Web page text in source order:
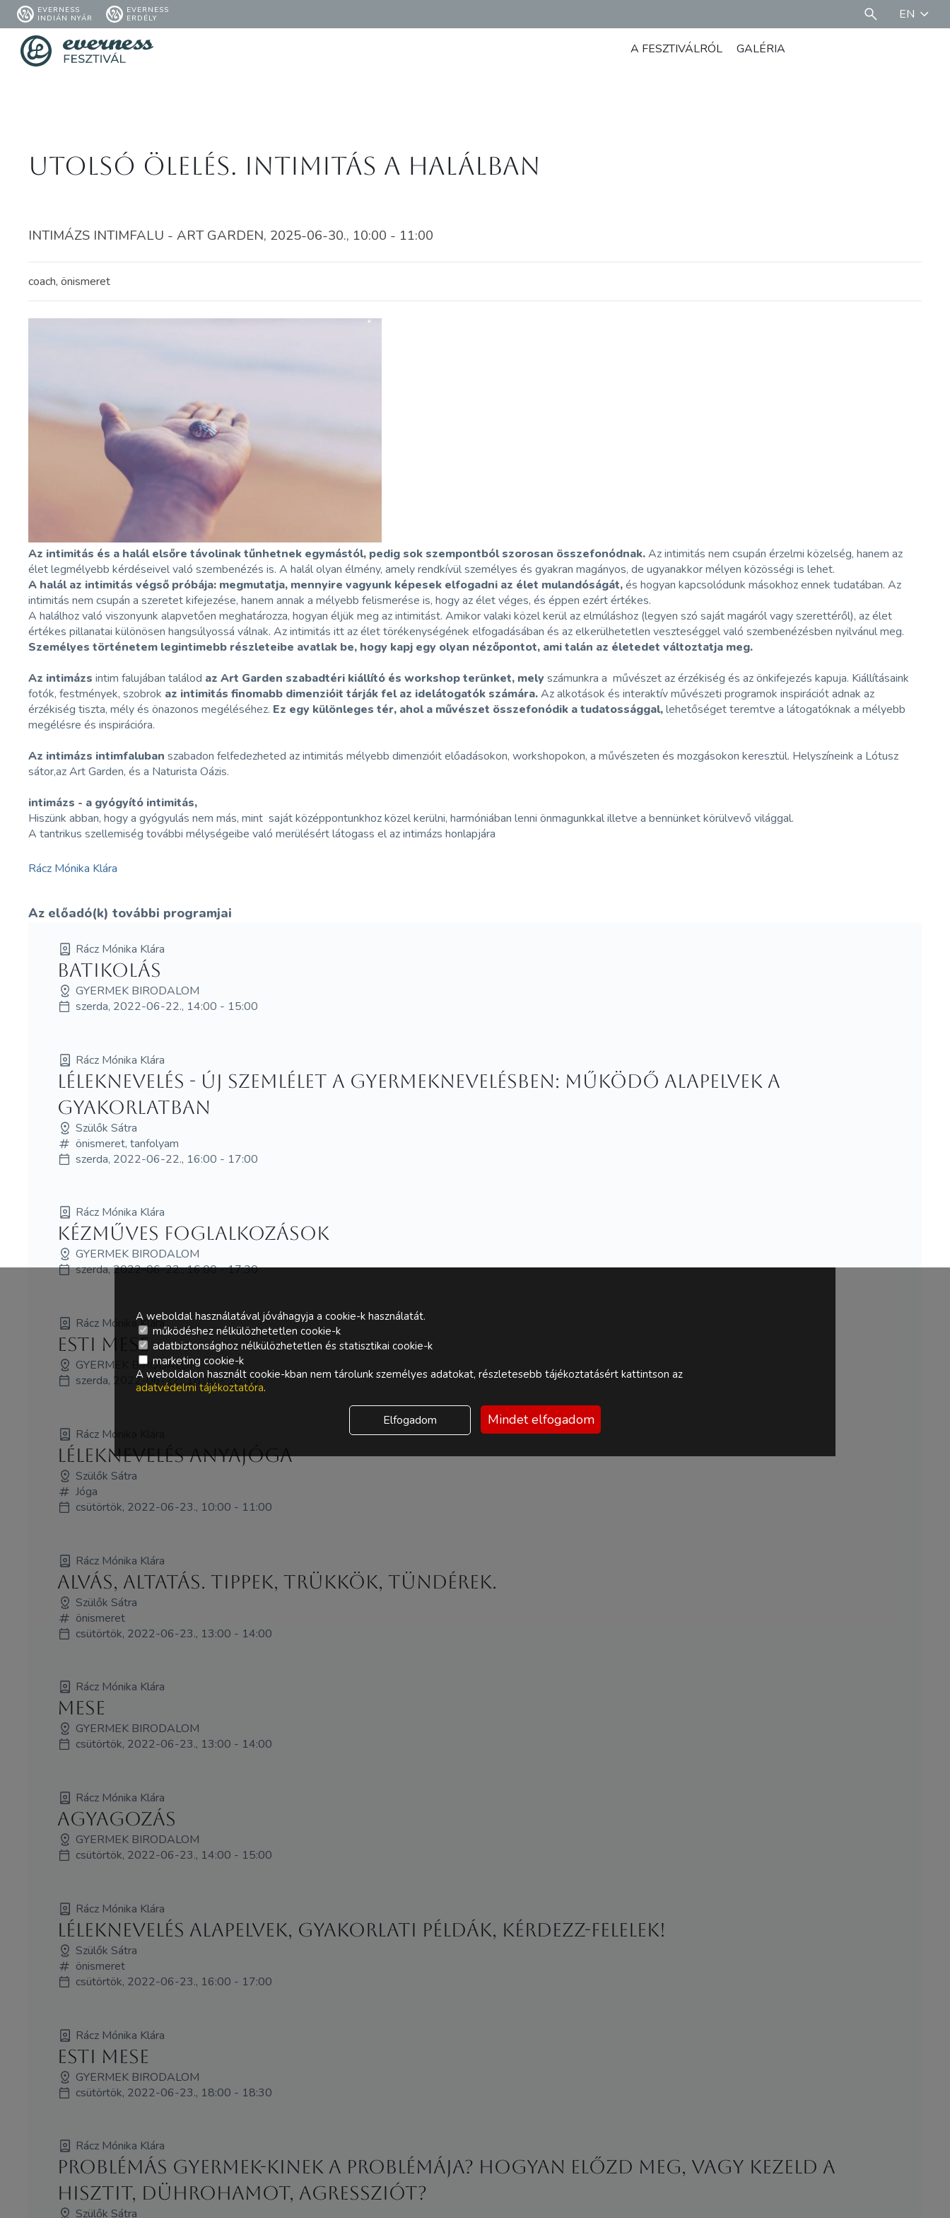
EVERNESS
INDIÁN NYÁR
EVERNESS
ERDÉLY
EN
A FESZTIVÁLRÓL GALÉRIA
Utolsó Ölelés. Intimitás a Halálban
INTIMÁZS INTIMFALU - ART GARDEN, 2025-06-30., 10:00 - 11:00
coach, önismeret
Az intimitás és a halál elsőre távolinak tűnhetnek egymástól, pedig sok szempontból szorosan összefonódnak.Az intimitás nem csupán érzelmi közelség, hanem az
élet legmélyebb kérdéseivel való szembenézés is. A halál olyan élmény, amely rendkívül személyes és gyakran magányos, de ugyanakkor mélyen közösségi is lehet.
A halál az intimitás végső próbája: megmutatja, mennyire vagyunk képesek elfogadni az élet mulandóságát,és hogyan kapcsolódunk másokhoz ennek tudatában. Az
intimitás nem csupán a szeretet kifejezése, hanem annak a mélyebb felismerése is, hogy az élet véges, és éppen ezért értékes.
A halálhoz való viszonyunk alapvetően meghatározza, hogyan éljük meg az intimitást. Amikor valaki közel kerül az elmúláshoz (legyen szó saját magáról vagy szerettéről), az élet
értékes pillanatai különösen hangsúlyossá válnak. Az intimitás itt az élet törékenységének elfogadásában és az elkerülhetetlen veszteséggel való szembenézésben nyilvánul meg.
Személyes történetem legintimebb részleteibe avatlak be, hogy kapj egy olyan nézőpontot, ami talán az életedet változtatja meg.
Az intimázsintim falujában találod az Art Garden szabadtéri kiállító és workshop terünket, melyszámunkra a művészet az érzékiség és az önkifejezés kapuja. Kiállításaink
fotók, festmények, szobrok az intimitás finomabb dimenzióit tárják fel az idelátogatók számára.Az alkotások és interaktív művészeti programok inspirációt adnak az
érzékiség tiszta, mély és önazonos megéléséhez. Ez egy különleges tér, ahol a művészet összefonódik a tudatossággal,lehetőséget teremtve a látogatóknak a mélyebb
megélésre és inspirációra.
Az intimázs intimfaluban szabadon felfedezheted az intimitás mélyebb dimenzióit előadásokon, workshopokon, a művészeten és mozgásokon keresztül. Helyszíneink a Lótusz
sátor,az Art Garden, és a Naturista Oázis.
intimázs - a gyógyító intimitás,
Hiszünk abban, hogy a gyógyulás nem más, mint saját középpontunkhoz közel kerülni, harmóniában lenni önmagunkkal illetve a bennünket körülvevő világgal.
A tantrikus szellemiség további mélységeibe való merülésért látogass el az intimázs honlapjára
Rácz Mónika Klára
Az előadó(k) további programjai
Rácz Mónika Klára
Batikolás
GYERMEK BIRODALOM
szerda, 2022-06-22., 14:00 - 15:00
Rácz Mónika Klára
Léleknevelés - új szemlélet a gyermeknevelésben: működő alapelvek a
gyakorlatban
Szülők Sátra
önismeret, tanfolyam
szerda, 2022-06-22., 16:00 - 17:00
Rácz Mónika Klára
Kézműves foglalkozások
GYERMEK BIRODALOM
szerda, 2022-06-22., 16:00 - 17:30
Rácz Mónika Klára
Esti mese
GYERMEK BIRODALOM
szerda, 2022-06-22., 18:00 - 18:30
Rácz Mónika Klára
Léleknevelés anyajóga
Szülők Sátra
Jóga
csütörtök, 2022-06-23., 10:00 - 11:00
Rácz Mónika Klára
Alvás, altatás. Tippek, trükkök, tündérek.
Szülők Sátra
önismeret
csütörtök, 2022-06-23., 13:00 - 14:00
Rácz Mónika Klára
MESE
GYERMEK BIRODALOM
csütörtök, 2022-06-23., 13:00 - 14:00
Rácz Mónika Klára
Agyagozás
GYERMEK BIRODALOM
csütörtök, 2022-06-23., 14:00 - 15:00
Rácz Mónika Klára
Léleknevelés alapelvek, gyakorlati példák, kérdezz-felelek!
Szülők Sátra
önismeret
csütörtök, 2022-06-23., 16:00 - 17:00
Rácz Mónika Klára
Esti mese
GYERMEK BIRODALOM
csütörtök, 2022-06-23., 18:00 - 18:30
Rácz Mónika Klára
Problémás gyermek-kinek a problémája? Hogyan előzd meg, vagy kezeld a
hisztit, dührohamot, agressziót?
Szülők Sátra
A weboldal használatával jóváhagyja a cookie-k használatát.
működéshez nélkülözhetetlen cookie-k
adatbiztonsághoz nélkülözhetetlen és statisztikai cookie-k
marketing cookie-k
A weboldalon használt cookie-kban nem tárolunk személyes adatokat, részletesebb tájékoztatásért kattintson az
adatvédelmi tájékoztatóra.
Elfogadom Mindet elfogadom